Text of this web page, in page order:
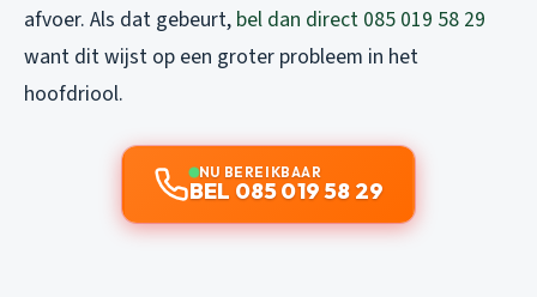
afvoer. Als dat gebeurt, bel dan direct 085 019 58 29
want dit wijst op een groter probleem in het
hoofdriool.
NU BEREIKBAAR
BEL 085 019 58 29